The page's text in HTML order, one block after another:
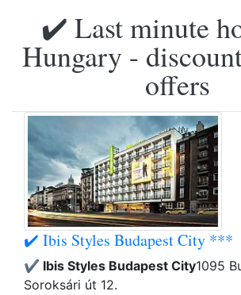
✔️ Last minute
Hungary -
offers
✔️ Ibis Styles Budapest City ***
✔️ Ibis Styles Budapest City1095
Soroksári út 12.